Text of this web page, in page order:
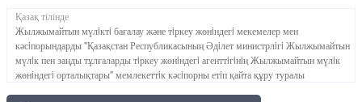
Қазақ тілінде
Жылжымайтын мүлiктi бағалау және тiркеу жөнiндегi мекемелер мен
кәсiпорындарды "Қазақстан Республикасының Әдiлет министрлiгi Жылжымайтын
мүлiк пен заңды тұлғаларды тiркеу жөнiндегi агенттiгiнiң Жылжымайтын мүлiк
жөнiндегi орталықтары" мемлекеттiк кәсiпорны етiп қайта құру туралы